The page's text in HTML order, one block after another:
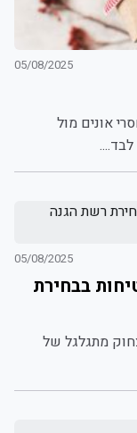
05/08/2025
אונים מול
05/08/2025
בבחירת
מתגלגל של